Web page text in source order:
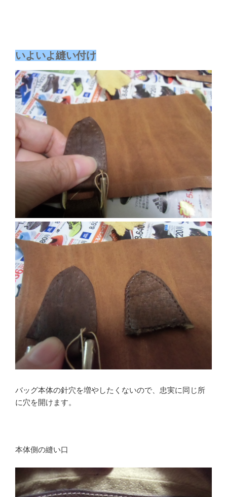
いよいよ縫い付け
バッグ本体の針穴を増やしたくないので、忠実に同じ所
に穴を開けます。
本体側の縫い口